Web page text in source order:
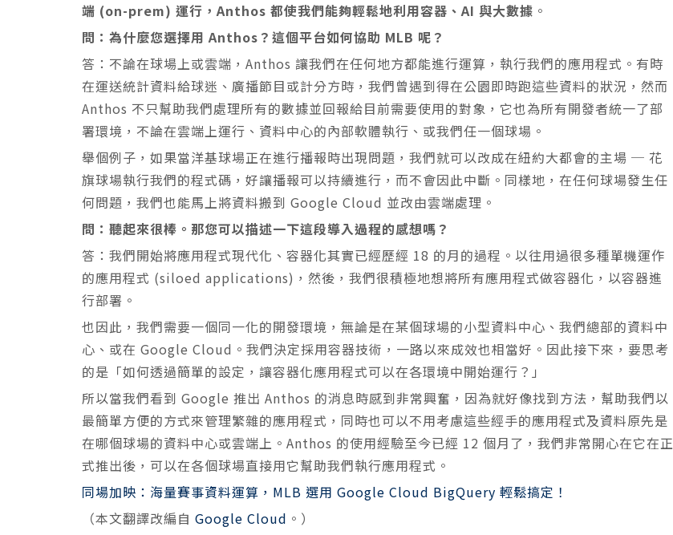
端 (on-prem) 運行，Anthos 都使我們能夠輕鬆地利用容器、AI 與大數據 。
問：為什麼您選擇用 Anthos？這個平台如何協助 MLB 呢？
答：不論在球場上或雲端，Anthos 讓我們在任何地方都能進行運算，執行我們的應用程式。有時
在運送統計資料給球迷、廣播節目或計分方時，我們曾遇到得在公園即時跑這些資料的狀況，然而
Anthos 不只幫助我們處理所有的數據並回報給目前需要使用的對象，它也為所有開發者統一了部
署環境，不論在雲端上運行、資料中心的內部軟體執行、或我們任一個球場。
舉個例子，如果當洋基球場正在進行播報時出現問題，我們就可以改成在紐約大都會的主場 ─ 花
旗球場執行我們的程式碼，好讓播報可以持續進行，而不會因此中斷。同樣地，在任何球場發生任
何問題，我們也能馬上將資料搬到 Google Cloud 並改由雲端處理。
問：聽起來很棒。那您可以描述一下這段導入過程的感想嗎？
答：我們開始將應用程式現代化、容器化其實已經歷經 18 的月的過程。以往用過很多種單機運作
的應用程式 (siloed applications)，然後，我們很積極地想將所有應用程式做容器化，以容器進
行部署。
也因此，我們需要一個同一化的開發環境，無論是在某個球場的小型資料中心、我們總部的資料中
心、或在 Google Cloud。我們決定採用容器技術，一路以來成效也相當好。因此接下來，要思考
的是「如何透過簡單的設定，讓容器化應用程式可以在各環境中開始運行？」
所以當我們看到 Google 推出 Anthos 的消息時感到非常興奮，因為就好像找到方法，幫助我們以
最簡單方便的方式來管理繁雜的應用程式，同時也可以不用考慮這些經手的應用程式及資料原先是
在哪個球場的資料中心或雲端上。Anthos 的使用經驗至今已經 12 個月了，我們非常開心在它在正
式推出後，可以在各個球場直接用它幫助我們執行應用程式。
同場加映：海量賽事資料運算，MLB 選用 Google Cloud BigQuery 輕鬆搞定！
（本文翻譯改編自 Google Cloud 。）